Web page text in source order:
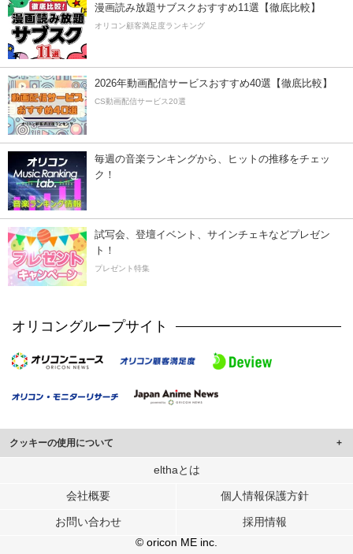
漫画読み放題サブスクおすすめ11選【徹底比較】
オリコン顧客満足度ランキング
2026年動画配信サービスおすすめ40選【徹底比較】
CS動画配信サービス20選
毎週の音楽ランキングから、ヒットの推移をチェッ
ク！
試写会、登壇イベント、サインチェキなどプレゼン
ト！
プレゼント特集
オリコングループサイト
クッキーの使用について
このサイトでは Cookie を使用して、ユーザーに合わせたコンテンツや広告の
行っています。
メディアや広告配信、データ解析の各パートナーに提供しています。
ユーザーが各パートナーのサービスを使用したときに収集した他の情報を組み
elthaとは
会社概要 個人情報保護方針
お問い合わせ
採用情報
© oricon ME inc.